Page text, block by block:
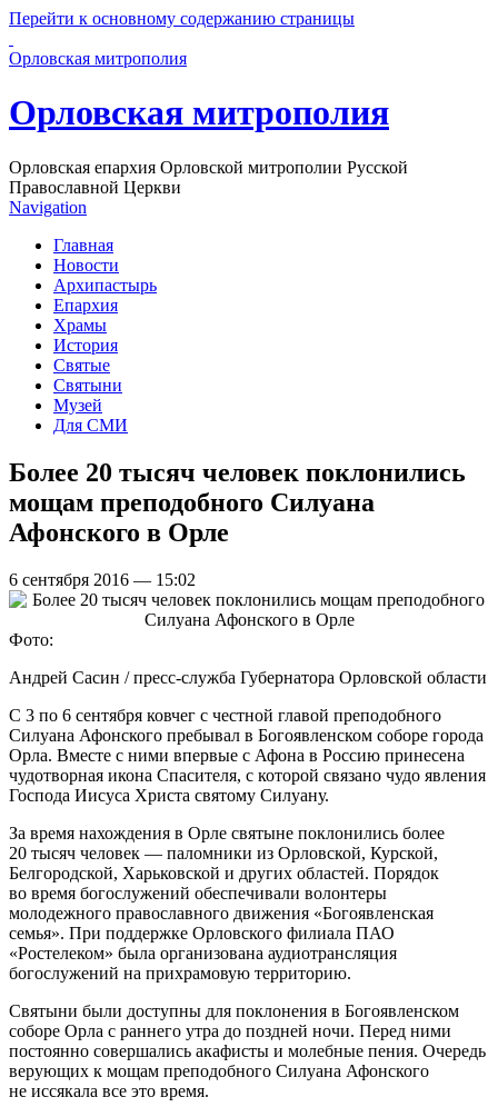
Перейти к основному содержанию страницы
Орловская митрополия
Орловская митрополия
Орловская епархия Орловской митрополии Русской
Православной Церкви
Navigation
Главная
Новости
Архипастырь
Епархия
Храмы
История
Святые
Святыни
Музей
Для СМИ
Более 20 тысяч человек поклонились
мощам преподобного Силуана
Афонского в Орле
6 сентября 2016 — 15:02
Фото:
Андрей Сасин / пресс-служба Губернатора Орловской области
С 3 по 6 сентября ковчег с честной главой преподобного
Силуана Афонского пребывал в Богоявленском соборе города
Орла. Вместе с ними впервые с Афона в Россию принесена
чудотворная икона Спасителя, с которой связано чудо явления
Господа Иисуса Христа святому Силуану.
За время нахождения в Орле святыне поклонились более
20 тысяч человек — паломники из Орловской, Курской,
Белгородской, Харьковской и других областей. Порядок
во время богослужений обеспечивали волонтеры
молодежного православного движения «Богоявленская
семья». При поддержке Орловского филиала ПАО
«Ростелеком» была организована аудиотрансляция
богослужений на прихрамовую территорию.
Святыни были доступны для поклонения в Богоявленском
соборе Орла с раннего утра до поздней ночи. Перед ними
постоянно совершались акафисты и молебные пения. Очередь
верующих к мощам преподобного Силуана Афонского
не иссякала все это время.